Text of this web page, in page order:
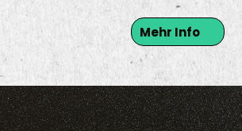
Mehr Info